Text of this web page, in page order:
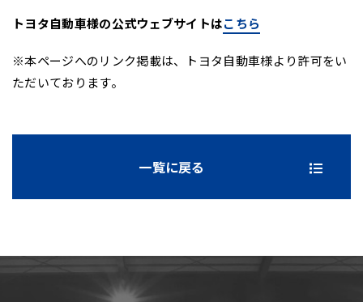
トヨタ自動車様の公式ウェブサイトはこちら
※本ページへのリンク掲載は、トヨタ自動車様より許可をい
ただいております。
一覧に戻る